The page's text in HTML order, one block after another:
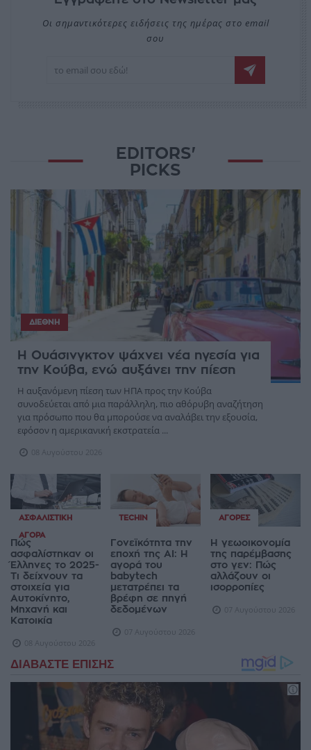
Οι σημαντικότερες ειδήσεις της ημέρας στο email
σου
EDITORS'
PICKS
ΔΙΕΘΝΉ
Η Ουάσινγκτον ψάχνει νέα ηγεσία για
την Κούβα, ενώ αυξάνει την πίεση
Η αυξανόμενη πίεση των ΗΠΑ προς την Κούβα
συνοδεύεται από μια παράλληλη, πιο αθόρυβη αναζήτηση
για πρόσωπο που θα μπορούσε να αναλάβει την εξουσία,
εφόσον η αμερικανική εκστρατεία ...
08 Αυγούστου 2026
ΑΣΦΑΛΙΣΤΙΚΉ
ΑΓΟΡΆ
Πώς
ασφαλίστηκαν οι
Έλληνες το 2025-
Τι δείχνουν τα
στοιχεία για
Αυτοκίνητο,
Μηχανή και
Κατοικία
08 Αυγούστου 2026
TECHIN
Γονεϊκότητα την
εποχή της AI: Η
αγορά του
babytech
μετατρέπει τα
βρέφη σε πηγή
δεδομένων
07 Αυγούστου 2026
ΑΓΟΡΈΣ
Η γεωοικονομία
της παρέμβασης
στο γεν: Πώς
αλλάζουν οι
ισορροπίες
07 Αυγούστου 2026